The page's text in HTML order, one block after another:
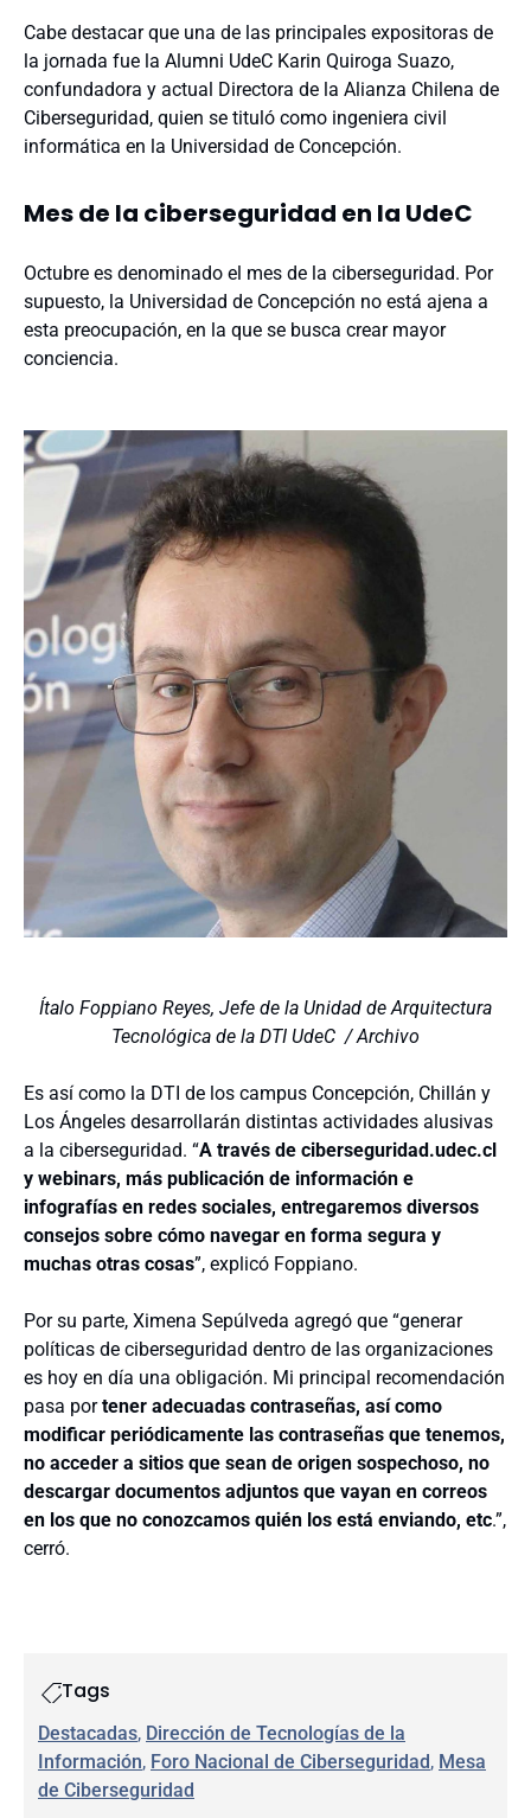
Cabe destacar que una de las principales expositoras de
la jornada fue la Alumni UdeC Karin Quiroga Suazo,
confundadora y actual Directora de la Alianza Chilena de
Ciberseguridad, quien se tituló como ingeniera civil
informática en la Universidad de Concepción.
Mes de la ciberseguridad en la UdeC
Octubre es denominado el mes de la ciberseguridad. Por
supuesto, la Universidad de Concepción no está ajena a
esta preocupación, en la que se busca crear mayor
conciencia.
Ítalo Foppiano Reyes, Jefe de la Unidad de Arquitectura
Tecnológica de la DTI UdeC / Archivo
Es así como la DTI de los campus Concepción, Chillán y
Los Ángeles desarrollarán distintas actividades alusivas
a la ciberseguridad. “A través de ciberseguridad.udec.cl
y webinars, más publicación de información e
infografías en redes sociales, entregaremos diversos
consejos sobre cómo navegar en forma segura y
muchas otras cosas”, explicó Foppiano.
Por su parte, Ximena Sepúlveda agregó que “generar
políticas de ciberseguridad dentro de las organizaciones
es hoy en día una obligación. Mi principal recomendación
pasa portener adecuadas contraseñas, así como
modificar periódicamente las contraseñas que tenemos,
no acceder a sitios que sean de origen sospechoso, no
descargar documentos adjuntos que vayan en correos
en los que no conozcamos quién los está enviando, etc.”,
cerró.
Tags
Destacadas, Dirección de Tecnologías de la
Información, Foro Nacional de Ciberseguridad, Mesa
de Ciberseguridad